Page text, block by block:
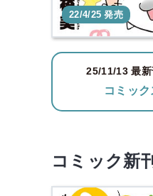
22/4/25 発売
25/11/13 最
コミッ
コミック新